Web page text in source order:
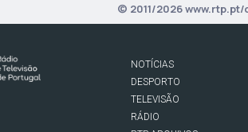
© 2011/2026
NOTÍCIAS
DESPORTO
TELEVISÃO
RÁDIO